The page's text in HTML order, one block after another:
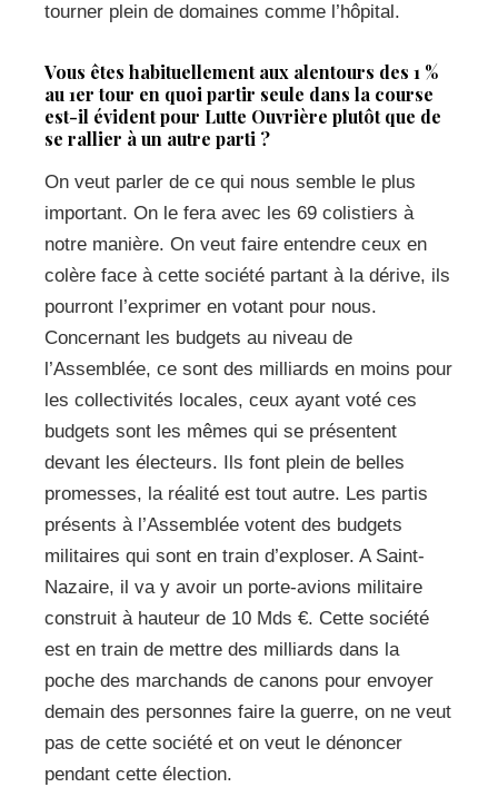
tourner plein de domaines comme l’hôpital.
Vous êtes habituellement aux alentours des 1 %
au 1er tour en quoi partir seule dans la course
est-il évident pour Lutte Ouvrière plutôt que de
se rallier à un autre parti ?
On veut parler de ce qui nous semble le plus
important. On le fera avec les 69 colistiers à
notre manière. On veut faire entendre ceux en
colère face à cette société partant à la dérive, ils
pourront l’exprimer en votant pour nous.
Concernant les budgets au niveau de
l’Assemblée, ce sont des milliards en moins pour
les collectivités locales, ceux ayant voté ces
budgets sont les mêmes qui se présentent
devant les électeurs. Ils font plein de belles
promesses, la réalité est tout autre. Les partis
présents à l’Assemblée votent des budgets
militaires qui sont en train d’exploser. A Saint-
Nazaire, il va y avoir un porte-avions militaire
construit à hauteur de 10 Mds €. Cette société
est en train de mettre des milliards dans la
poche des marchands de canons pour envoyer
demain des personnes faire la guerre, on ne veut
pas de cette société et on veut le dénoncer
pendant cette élection.